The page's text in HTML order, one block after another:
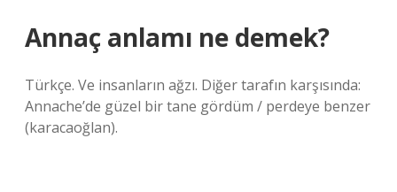
Annaç anlamı ne demek?
Türkçe. Ve insanların ağzı. Diğer tarafın karşısında:
Annache’de güzel bir tane gördüm / perdeye benzer
(karacaoğlan).